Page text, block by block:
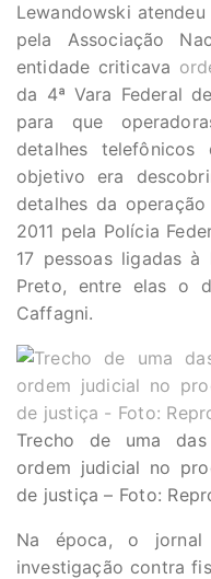
Lewandowski
pela Associação
entidade criticava
da 4ª Vara Federal
para que
detalhes telefônicos
objetivo era
detalhes da operação
2011 pela Polícia
17 pessoas ligadas
Preto, entre elas o
Caffagni.
Trecho de uma
ordem judicial no
de justiça – Foto:
Na época, o jornal
investigação contra